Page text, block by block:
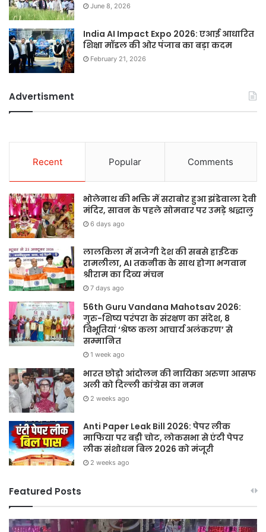
June 8, 2026
India AI Impact Expo 2026: एआई आधारित
शिक्षा मॉडल की ओर पंजाब का बड़ा कदम
February 21, 2026
Advertisment
Recent Popular Comments
भोलेनाथ की भक्ति में सराबोर हुआ झंडेवाला देवी
मंदिर, सावन के पहले सोमवार पर उमड़े श्रद्धालु
6 days ago
लालकिला में सजेगी देश की सबसे हाईटेक
रामलीला, AI तकनीक के साथ होगा भगवान
श्रीराम का दिव्य मंचन
7 days ago
56th Guru Vandana Mahotsav 2026:
गुरु-शिष्य परंपरा के संरक्षण का संदेश, 8
विभूतियां ‘श्रेष्ठ कला आचार्य अलंकरण’ से
सम्मानित
1 week ago
भारत छोड़ो आंदोलन की नायिका अरुणा आसफ
अली को दिल्ली कांग्रेस का नमन
2 weeks ago
Anti Paper Leak Bill 2026: पेपर लीक
माफिया पर बड़ी चोट, लोकसभा से एंटी पेपर
लीक संशोधन बिल 2026 को मंजूरी
2 weeks ago
Featured Posts
Sawan
हर